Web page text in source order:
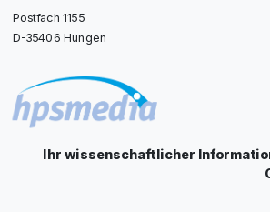
Postfach 1155
D-35406 Hungen
Ihr wissenschaftlicher